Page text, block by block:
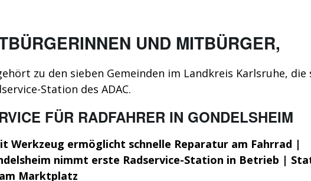
UND MITBÜRGER,
zu den sieben Gemeinden im Landkreis Karlsruhe, die
Station des ADAC.
FÜR RADFAHRER IN GONDELSHEIM
Werkzeug ermöglicht schnelle Reparatur am Fahrrad |
nimmt erste Radservice-Station in Betrieb |
Marktplatz